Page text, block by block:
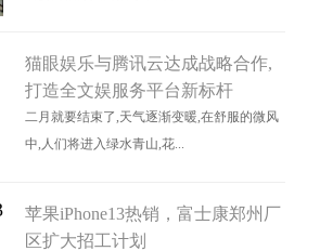
猫眼娱乐与腾讯云达成战略合作,
打造全文娱服务平台新标杆
二月就要结束了,天气逐渐变暖,在舒服的微风
中,人们将进入绿水青山,花...
苹果iPhone13热销，富士康郑州厂
区扩大招工计划